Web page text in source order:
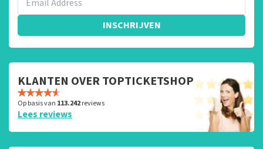
INSCHRIJVEN
KLANTEN OVER TOPTICKETSHOP
Op basis van 113.242reviews
Lees reviews